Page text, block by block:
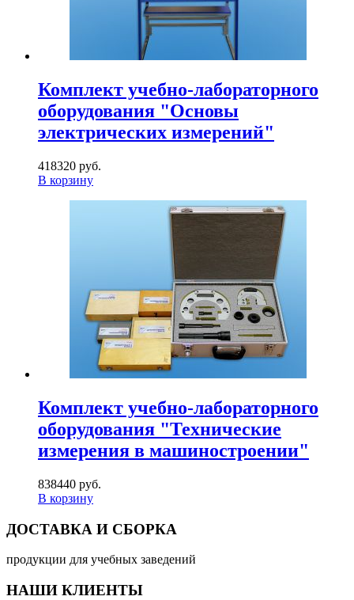
Комплект учебно-лабораторного
оборудования "Основы
электрических измерений"
418320 руб.
В корзину
Комплект учебно-лабораторного
оборудования "Технические
измерения в машиностроении"
838440 руб.
В корзину
ДОСТАВКА И СБОРКА
продукции для учебных заведений
НАШИ КЛИЕНТЫ